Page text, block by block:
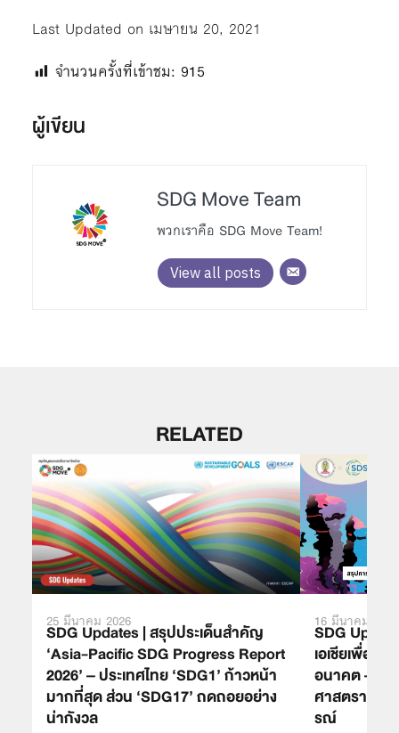
Last Updated on เมษายน 20, 2021
จำนวนครั้งที่เข้าชม: 915
ผู้เขียน
SDG Move Team
พวกเราคือ SDG Move Team!
View all posts
RELATED
25 มีนาคม 2026
SDG Updates | สรุปประเด็นสำคัญ
‘Asia-Pacific SDG Progress Report
2026’ – ประเทศไทย ‘SDG1’ ก้าวหน้า
มากที่สุด ส่วน ‘SDG17’ ถดถอยอย่าง
น่ากังวล
16 มีนาคม 2022
SDG
เอเชียเพื่อรั
อนาคต – สรุ
ศาสตราจา
รณ์